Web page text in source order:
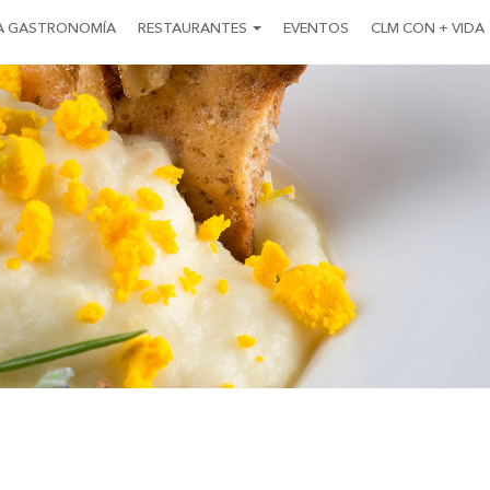
GASTRONOMÍA RESTAURANTES EVENTOS CLM CON + VIDA